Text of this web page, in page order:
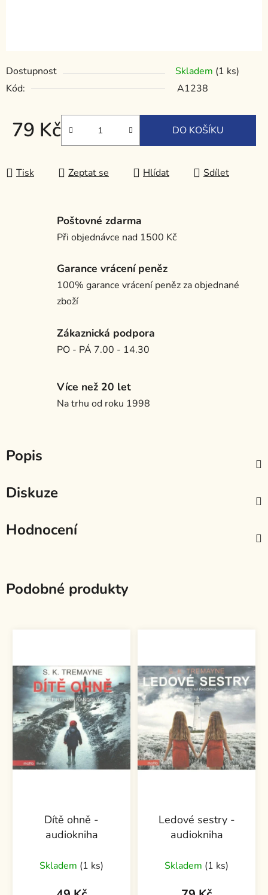
Dostupnost Skladem (1 ks)
Kód:
A1238
79 Kč
Měrná cena:
DO KOŠÍKU
Tisk Zeptat se Hlídat Sdílet
Poštovné zdarma
Při objednávce nad 1500 Kč
Garance vrácení peněz
100% garance vrácení peněz za objednané
zboží
Zákaznická podpora
PO - PÁ 7.00 - 14.30
Více než 20 let
Na trhu od roku 1998
Popis
Diskuze
Hodnocení
Podobné produkty
Dítě ohně -
audiokniha
Skladem (1 ks)
Ledové sestry -
audiokniha
Skladem (1 ks)